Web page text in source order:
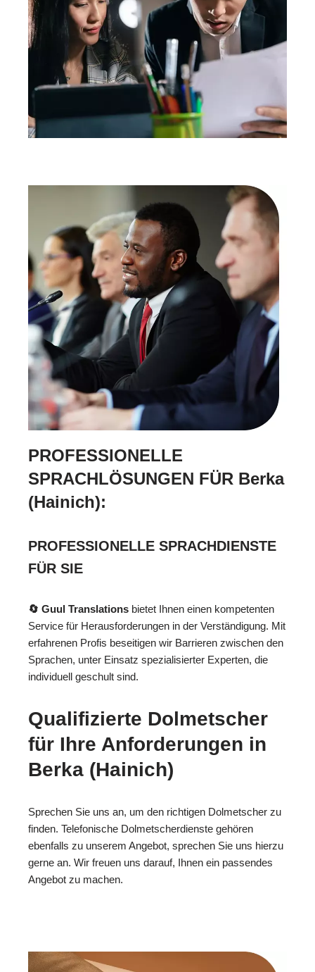
PROFESSIONELLE
SPRACHLÖSUNGEN FÜR Berka
(Hainich):
PROFESSIONELLE SPRACHDIENSTE
FÜR SIE
🔄 Guul Translations bietet Ihnen einen kompetenten
Service für Herausforderungen in der Verständigung. Mit
erfahrenen Profis beseitigen wir Barrieren zwischen den
Sprachen, unter Einsatz spezialisierter Experten, die
individuell geschult sind.
Qualifizierte Dolmetscher
für Ihre Anforderungen in
Berka (Hainich)
Sprechen Sie uns an, um den richtigen Dolmetscher zu
finden. Telefonische Dolmetscherdienste gehören
ebenfalls zu unserem Angebot, sprechen Sie uns hierzu
gerne an. Wir freuen uns darauf, Ihnen ein passendes
Angebot zu machen.